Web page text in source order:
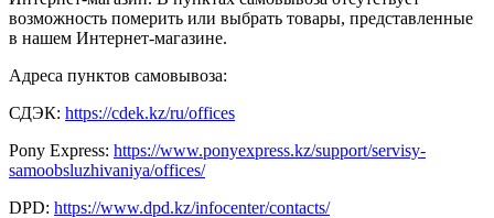
возможность померить или выбрать товары, представленные
в нашем Интернет-магазине.
Адреса пунктов самовывоза:
СДЭК: https://cdek.kz/ru/offices
Pony Express: https://www.ponyexpress.kz/support/servisy-
samoobsluzhivaniya/offices/
DPD: https://www.dpd.kz/infocenter/contacts/